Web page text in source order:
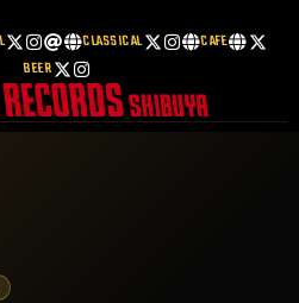
CLASSICAL
CAFE
BEER